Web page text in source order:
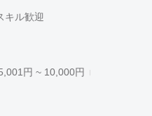
キル歓迎
円 ~ 10,000円